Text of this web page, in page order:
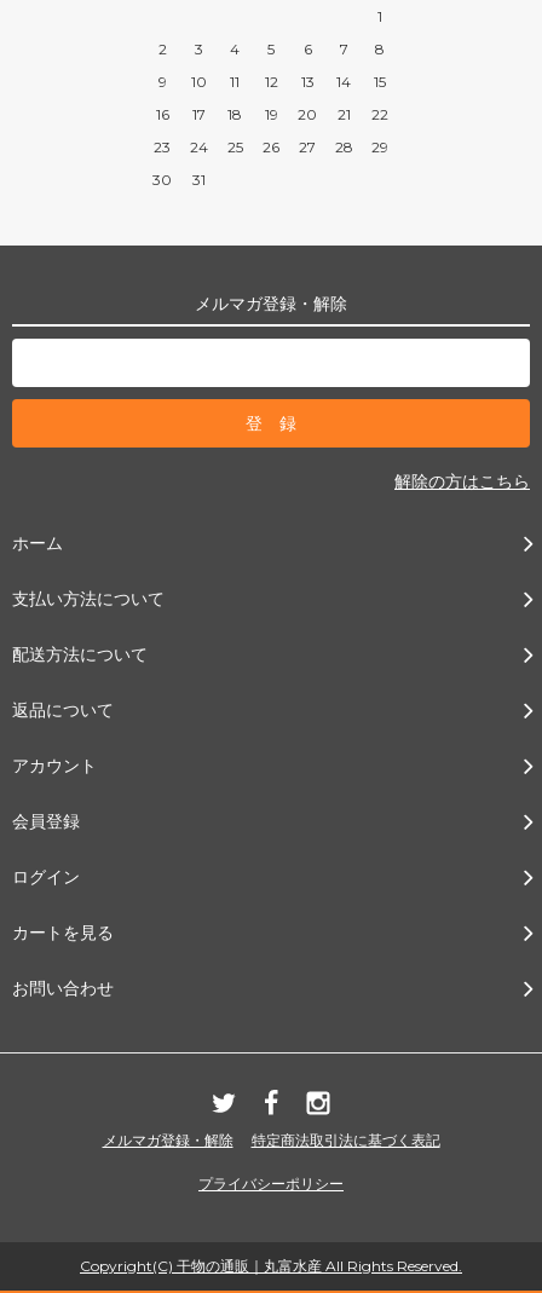
1
2
3 4 5 6 7
8
9
10 11 12 13 14
15
16
17 18 19 20 21
22
23
24 25 26 27 28
29
30
31
メルマガ登録・解除
解除の方はこちら
ホーム
支払い方法について
配送方法について
返品について
アカウント
会員登録
ログイン
カートを見る
お問い合わせ
メルマガ登録・解除 特定商法取引法に基づく表記
プライバシーポリシー
Copyright(C) 干物の通販｜丸富水産 All Rights Reserved.